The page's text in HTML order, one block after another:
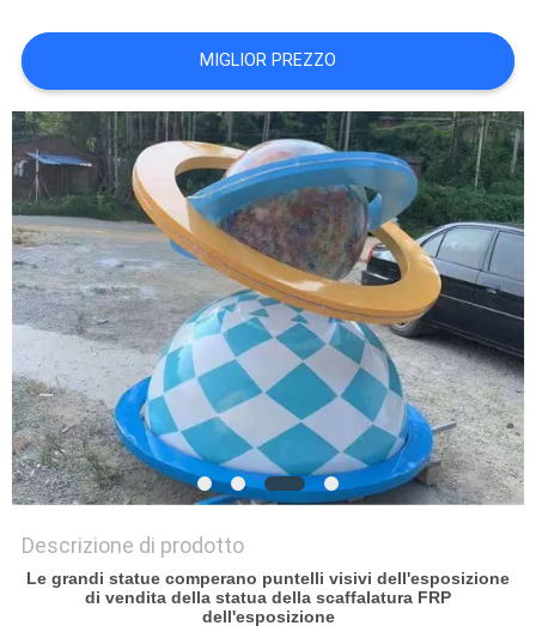
SITO
PRIVACY
POLICY
MIGLIOR PREZZO
Descrizione di prodotto
Le grandi statue comperano puntelli visivi dell'esposizione
di vendita della statua della scaffalatura FRP
dell'esposizione